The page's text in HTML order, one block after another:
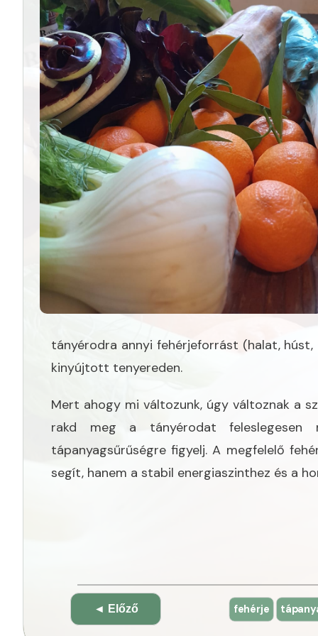
tányérodra annyi fehérjeforrást (halat,
kinyújtott tenyereden.
Mert ahogy mi változunk, úgy változnak a
rakd meg a tányérodat
tápanyagsűrűségre figyelj. A megfelelő
segít, hanem a stabil energiaszinthez és a
Bejegyzés
◄ Előző fehérje